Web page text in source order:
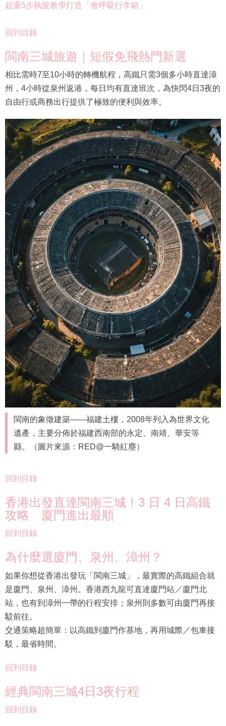
超重5步執篋教學打造「會呼吸行李箱」
回到目錄
閩南三城旅遊｜短假免飛熱門新選
相比需時7至10小時的轉機航程，高鐵只需3個多小時直達漳
州，4小時從泉州返港，每日均有直達班次，為快閃4日3夜的
自由行或商務出行提供了極致的便利與效率。
閩南的象徵建築——福建土樓，2008年列入為世界文化
遺產，主要分佈於福建西南部的永定、南靖、華安等
縣。（圖片來源：RED@一騎紅塵）
回到目錄
香港出發直達閩南三城！3 日 4 日高鐵
攻略 廈門進出最順
回到目錄
為什麼選廈門、泉州、漳州？
如果你想從香港出發玩「閩南三城」，最實際的高鐵組合就
是廈門、泉州、漳州。香港西九龍可直達廈門站／廈門北
站，也有到漳州一帶的行程安排；泉州則多數可由廈門再接
駁前往。
交通策略超簡單：以高鐵到廈門作基地，再用城際／包車接
駁，最省時間。
回到目錄
經典閩南三城4日3夜行程
回到目錄